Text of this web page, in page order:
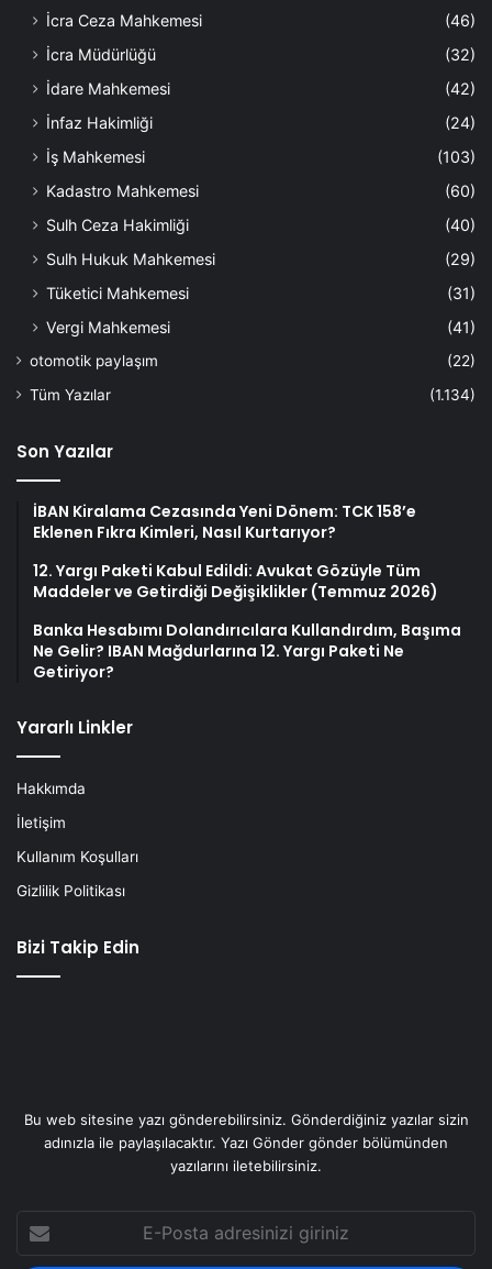
İcra Ceza Mahkemesi
(46)
İcra Müdürlüğü
(32)
İdare Mahkemesi
(42)
İnfaz Hakimliği
(24)
İş Mahkemesi
(103)
Kadastro Mahkemesi
(60)
Sulh Ceza Hakimliği
(40)
Sulh Hukuk Mahkemesi
(29)
Tüketici Mahkemesi
(31)
Vergi Mahkemesi
(41)
otomotik paylaşım
(22)
Tüm Yazılar
(1.134)
Son Yazılar
İBAN Kiralama Cezasında Yeni Dönem: TCK 158’e
Eklenen Fıkra Kimleri, Nasıl Kurtarıyor?
12. Yargı Paketi Kabul Edildi: Avukat Gözüyle Tüm
Maddeler ve Getirdiği Değişiklikler (Temmuz 2026)
Banka Hesabımı Dolandırıcılara Kullandırdım, Başıma
Ne Gelir? IBAN Mağdurlarına 12. Yargı Paketi Ne
Getiriyor?
Yararlı Linkler
Hakkımda
İletişim
Kullanım Koşulları
Gizlilik Politikası
Bizi Takip Edin
Bu web sitesine yazı gönderebilirsiniz. Gönderdiğiniz yazılar sizin
adınızla ile paylaşılacaktır. Yazı Gönder gönder bölümünden
yazılarını iletebilirsiniz.
Posta